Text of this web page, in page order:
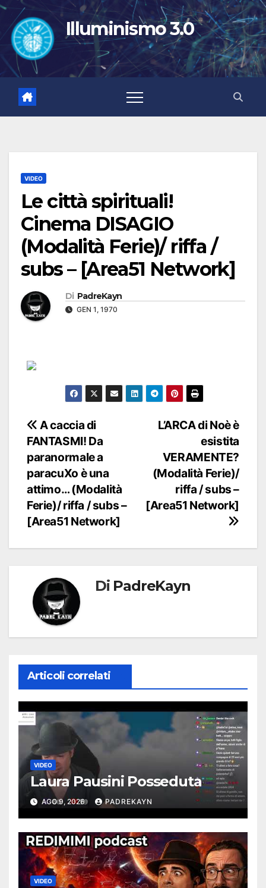
Salta
contenuto
Illuminismo 3.0
VIDEO
Le città spirituali!
Cinema DISAGIO
(Modalità Ferie)/ riffa /
subs – [Area51 Network]
Di PadreKayn
GEN 1, 1970
Navigazione
articoli
L’ARCA di Noè è
esistita
VERAMENTE?
(Modalità Ferie)/
riffa / subs –
[Area51 Network]
A caccia di
FANTASMI! Da
paranormale a
paracuXo è una
attimo… (Modalità
Ferie)/ riffa / subs –
[Area51 Network]
Di PadreKayn
Articoli correlati
VIDEO
Laura Pausini Posseduta
AGO 9, 2026 PADREKAYN
VIDEO